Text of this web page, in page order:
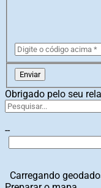
Enviar
Obrigado pelo seu
--
Carregando